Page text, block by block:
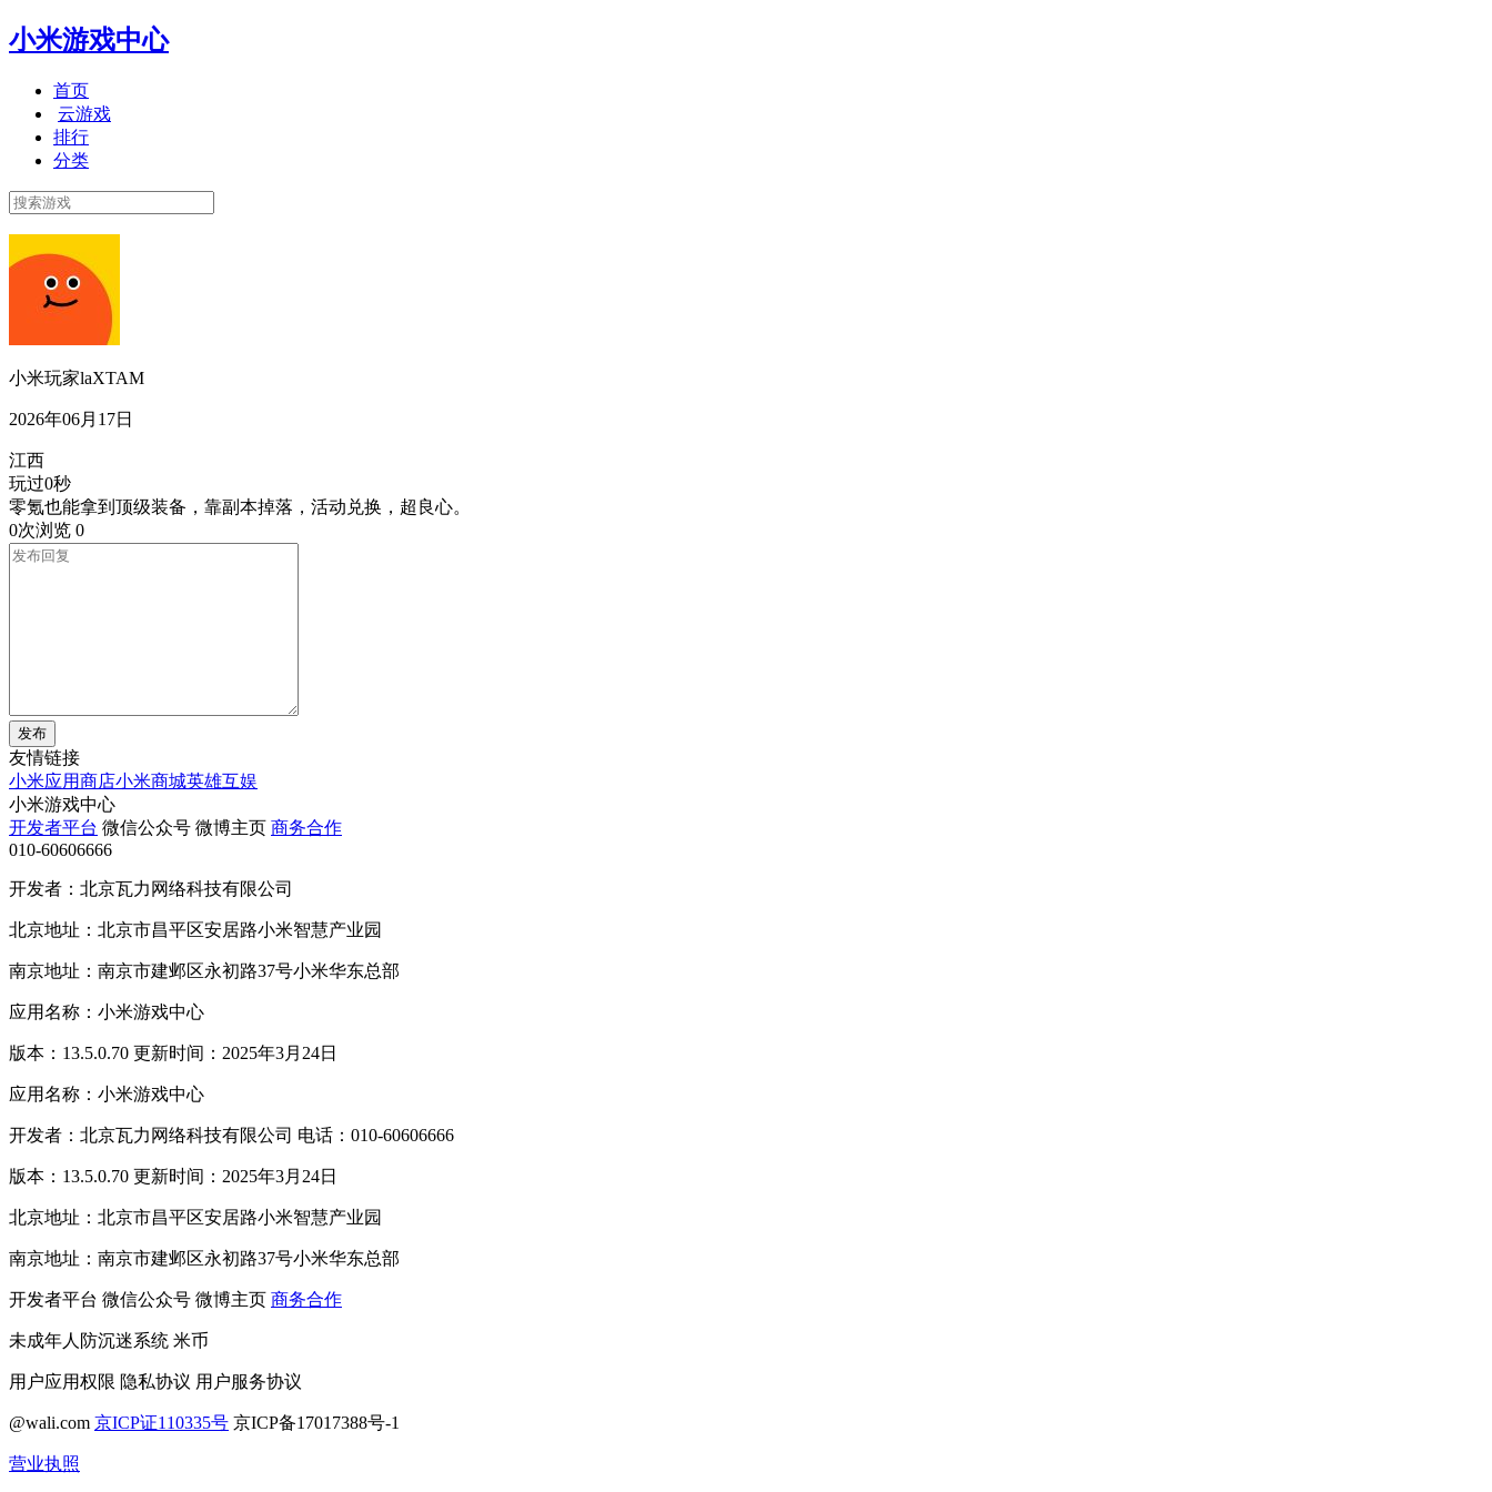
小米游戏中心
首页
云游戏
排行
分类
小米玩家laXTAM
2026年06月17日
江西
玩过0秒
零氪也能拿到顶级装备，靠副本掉落，活动兑换，超良心。
0次浏览 0
发布
友情链接
小米应用商店小米商城英雄互娱
小米游戏中心
开发者平台 微信公众号 微博主页 商务合作
010-60606666
开发者：北京瓦力网络科技有限公司
北京地址：北京市昌平区安居路小米智慧产业园
南京地址：南京市建邺区永初路37号小米华东总部
应用名称：小米游戏中心
版本：13.5.0.70 更新时间：2025年3月24日
应用名称：小米游戏中心
开发者：北京瓦力网络科技有限公司 电话：010-60606666
版本：13.5.0.70 更新时间：2025年3月24日
北京地址：北京市昌平区安居路小米智慧产业园
南京地址：南京市建邺区永初路37号小米华东总部
开发者平台 微信公众号 微博主页 商务合作
未成年人防沉迷系统 米币
用户应用权限 隐私协议 用户服务协议
@wali.com 京ICP证110335号 京ICP备17017388号-1
营业执照